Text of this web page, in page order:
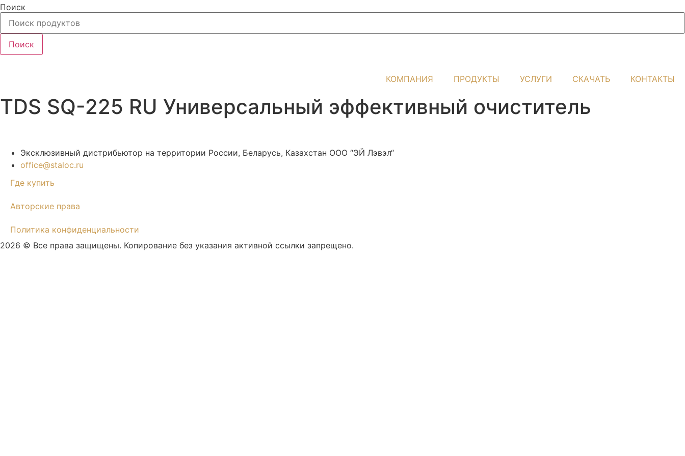
Перейти
содержимому
Поиск
Поиск
КОМПАНИЯ ПРОДУКТЫ УСЛУГИ СКАЧАТЬ КОНТАКТЫ
TDS SQ-225 RU Универсальный эффективный очиститель
Эксклюзивный дистрибьютор на территории России, Беларусь, Казахстан ООО “ЭЙ Лэвэл“
office@staloc.ru
Где купить
Авторские права
Политика конфиденциальности
2026 © Все права защищены. Копирование без указания активной ссылки запрещено.